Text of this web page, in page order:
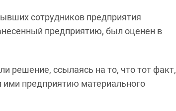
сотрудников предприятия
предприятию, был оценен в
решение, ссылаясь на то, что тот факт,
ими предприятию материального